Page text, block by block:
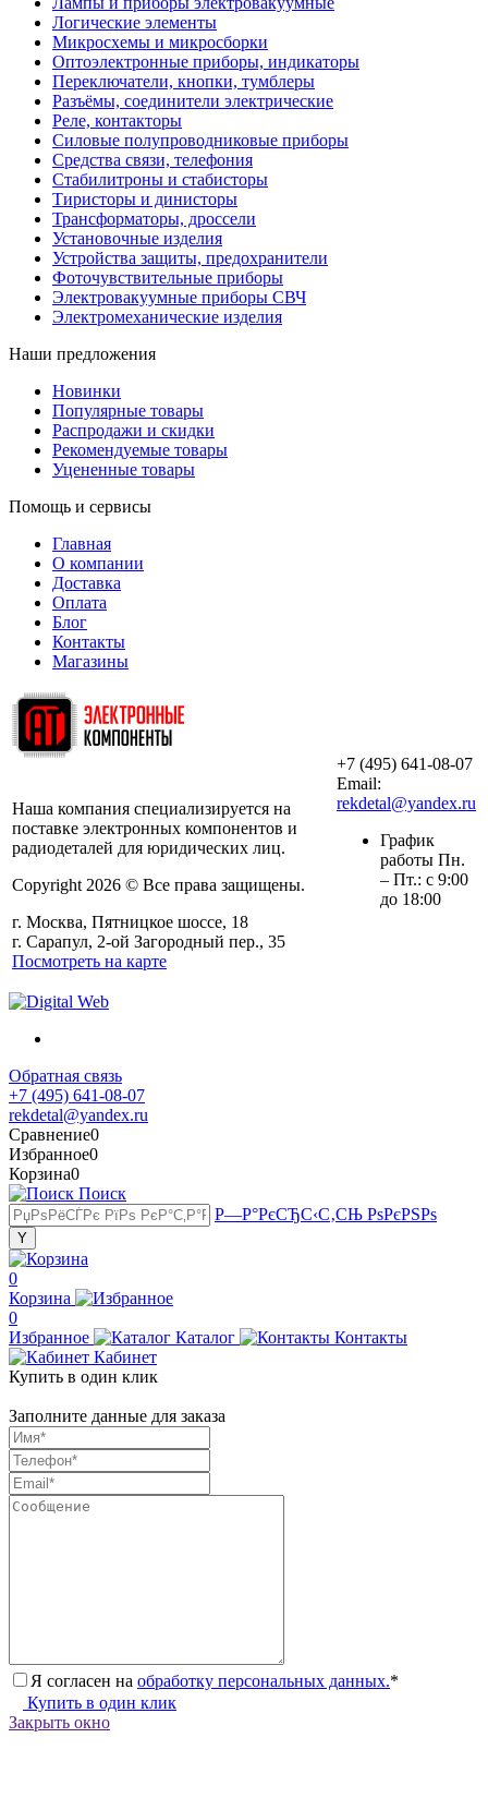
Логические элементы
Микросхемы и микросборки
Оптоэлектронные приборы, индикаторы
Переключатели, кнопки, тумблеры
Разъёмы, соединители электрические
Реле, контакторы
Силовые полупроводниковые приборы
Средства связи, телефония
Стабилитроны и стабисторы
Тиристоры и динисторы
Трансформаторы, дроссели
Установочные изделия
Устройства защиты, предохранители
Фоточувствительные приборы
Электровакуумные приборы СВЧ
Электромеханические изделия
Наши предложения
Новинки
Популярные товары
Распродажи и скидки
Рекомендуемые товары
Уцененные товары
Помощь и сервисы
Главная
О компании
Доставка
Оплата
Блог
Контакты
Магазины
Наша компания специализируется на
поставке электронных компонентов и
радиодеталей для юридических лиц.
Copyright 2026 © Все права защищены.
г. Москва, Пятницкое шоссе, 18
г. Сарапул, 2-ой Загородный пер., 35
Посмотреть на карте
+7 (495) 641-08-07
Email:
rekdetal@yandex.ru
График
работы Пн.
– Пт.: с 9:00
до 18:00
Обратная связь
+7 (495) 641-08-07
rekdetal@yandex.ru
Сравнение0
Избранное0
Корзина0
Поиск
Р—Р°РєСЂС‹С‚СЊ РѕРєРЅРѕ
0
Корзина
0
Избранное
Каталог
Контакты
Кабинет
Купить в один клик
Заполните данные для заказа
Я согласен на обработку персональных данных.*
Купить в один клик
Закрыть окно